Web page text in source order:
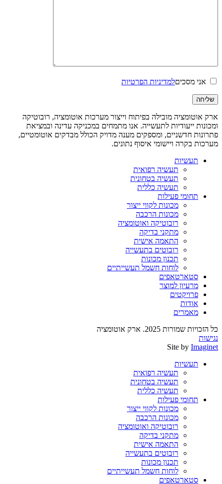
אני מסכיםלמדיניות הפרטיות
ארק אוטומציה מובילה בפיתוח וייצור מערכות אוטומציה, רובוטיקה
ומכונות ייעודיות לתעשייה. אנו מתמחים במכניקה עדינה ובמציאת
פתרונות חדשניים, ומספקים מענה מדויק הכולל מבדקים אוטומטיים,
מערכות בקרה ויישומי איסוף נתונים.
תעשיות
תעשיה רפואית
תעשיה בטחונית
תעשיה כללית
תחומי פעילות
מכונות לקווי ייצור
מכונות הרכבה
רובוטיקה ואוטומציה
מתקני בדיקה
התאמה אישית
רובוטים בתעשייה
תכנון מכונות
לוחות חשמל תעשייתיים
סטארטאפים
מרעיון למוצר
פרויקטים
אודות
מאמרים
כל הזכויות שמורות 2025. ארק אוטומציה
נגישות
Site by Imaginet
תעשיות
תעשיה רפואית
תעשיה בטחונית
תעשיה כללית
תחומי פעילות
מכונות לקווי ייצור
מכונות הרכבה
רובוטיקה ואוטומציה
מתקני בדיקה
התאמה אישית
רובוטים בתעשייה
תכנון מכונות
לוחות חשמל תעשייתיים
סטארטאפים